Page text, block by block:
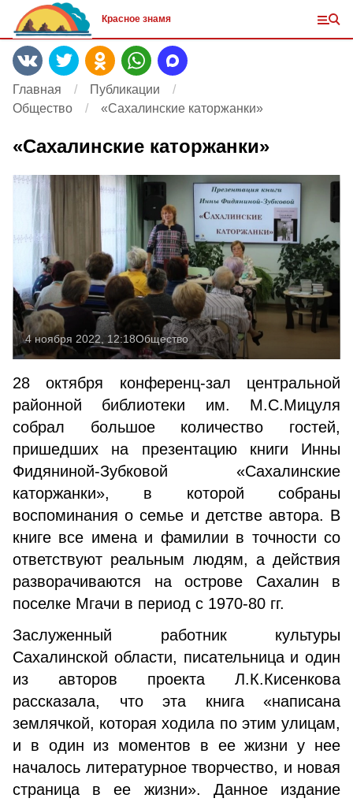
Красное знамя
Главная
Публикации
Общество
«Сахалинские каторжанки»
«Сахалинские каторжанки»
4 ноября 2022, 12:18Общество
28 октября конференц-зал центральной
районной библиотеки им. М.С.Мицуля
собрал большое количество гостей,
пришедших на презентацию книги Инны
Фидяниной-Зубковой «Сахалинские
каторжанки», в которой собраны
воспоминания о семье и детстве автора. В
книге все имена и фамилии в точности со
ответствуют реальным людям, а действия
разворачиваются на острове Сахалин в
поселке Мгачи в период с 1970-80 гг.
Заслуженный работник культуры
Сахалинской области, писательница и один
из авторов проекта Л.К.Кисенкова
рассказала, что эта книга «написана
землячкой, которая ходила по этим улицам,
и в один из моментов в ее жизни у нее
началось литературное творчество, и новая
страница в ее жизни». Данное издание